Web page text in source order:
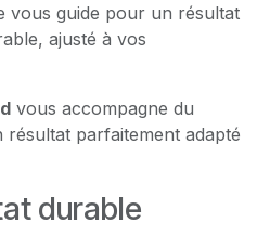
vous guide pour un résultat
ajusté à vos
vous accompagne du
parfaitement adapté
durable